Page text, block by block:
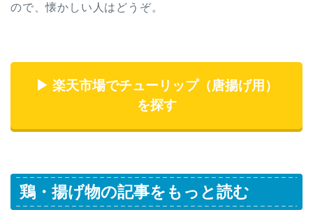
ので、懐かしい人はどうぞ。
▶ 楽天市場でチューリップ（唐揚げ用）
を探す
鶏・揚げ物の記事をもっと読む